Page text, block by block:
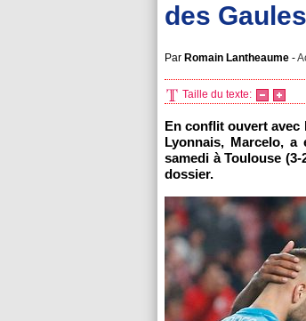
des
Par Romain Lantheaume -
Taille du texte:
En conflit ouvert avec
Lyonnais, Marcelo,
samedi à Toulouse
dossier.